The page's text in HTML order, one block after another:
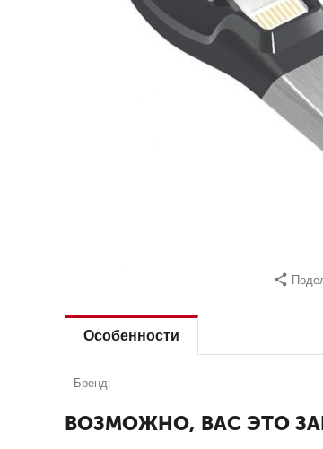
Особенности
Бренд:
ВОЗМОЖНО, ВАС ЭТО